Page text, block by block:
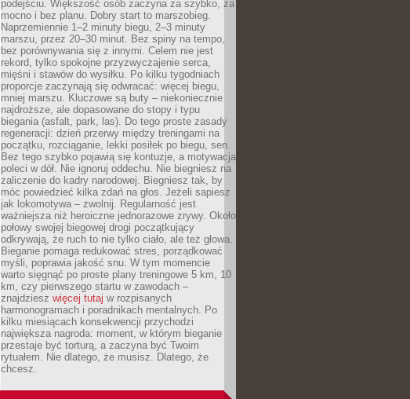
podejściu. Większość osób zaczyna za szybko, za
mocno i bez planu. Dobry start to marszobieg.
Naprzemiennie 1–2 minuty biegu, 2–3 minuty
marszu, przez 20–30 minut. Bez spiny na tempo,
bez porównywania się z innymi. Celem nie jest
rekord, tylko spokojne przyzwyczajenie serca,
mięśni i stawów do wysiłku. Po kilku tygodniach
proporcje zaczynają się odwracać: więcej biegu,
mniej marszu. Kluczowe są buty – niekoniecznie
najdroższe, ale dopasowane do stopy i typu
biegania (asfalt, park, las). Do tego proste zasady
regeneracji: dzień przerwy między treningami na
początku, rozciąganie, lekki posiłek po biegu, sen.
Bez tego szybko pojawią się kontuzje, a motywacja
poleci w dół. Nie ignoruj oddechu. Nie biegniesz na
zaliczenie do kadry narodowej. Biegniesz tak, by
móc powiedzieć kilka zdań na głos. Jeżeli sapiesz
jak lokomotywa – zwolnij. Regularność jest
ważniejsza niż heroiczne jednorazowe zrywy. Około
połowy swojej biegowej drogi początkujący
odkrywają, że ruch to nie tylko ciało, ale też głowa.
Bieganie pomaga redukować stres, porządkować
myśli, poprawia jakość snu. W tym momencie
warto sięgnąć po proste plany treningowe 5 km, 10
km, czy pierwszego startu w zawodach –
znajdziesz więcej tutaj w rozpisanych
harmonogramach i poradnikach mentalnych. Po
kilku miesiącach konsekwencji przychodzi
największa nagroda: moment, w którym bieganie
przestaje być torturą, a zaczyna być Twoim
rytuałem. Nie dlatego, że musisz. Dlatego, że
chcesz.